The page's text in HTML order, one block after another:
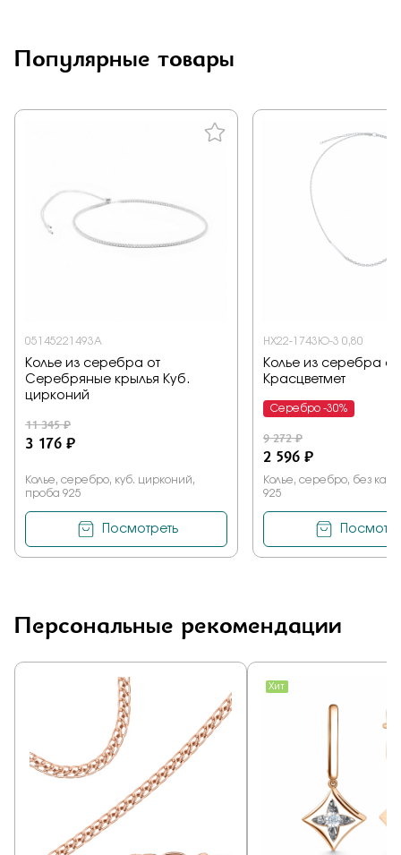
Популярные товары
05145221493A
Колье из серебра от
Серебряные крылья Куб.
цирконий
11 345 ₽
3 176 ₽
Колье, серебро, куб. цирконий,
проба 925
Посмотреть
НХ22-1743Ю-3 0,80
Колье из серебра от
Красцветмет
Серебро -30%
9 272 ₽
2 596 ₽
Колье, серебро, без
925
Персональные рекомендации